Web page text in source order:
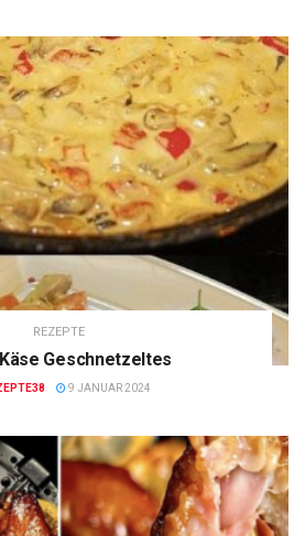
REZEPTE
Geschnetzeltes
9 JANUAR 2024